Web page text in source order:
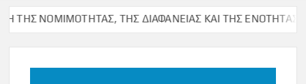
ΝΟΜΙΜΟΤΗΤΑΣ, ΤΗΣ ΔΙΑΦΑΝΕΙΑΣ ΚΑΙ ΤΗΣ ΕΝΟΤΗΤΑΣ